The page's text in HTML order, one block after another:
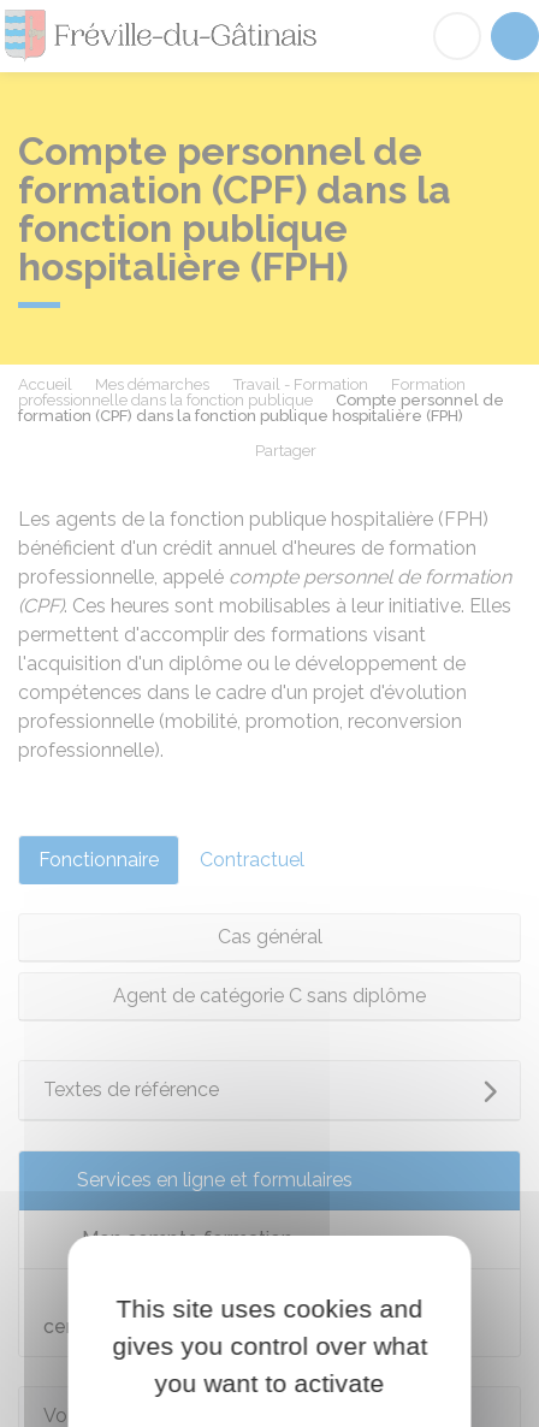
Fréville-du-
Compte personnel de
formation (CPF) dans la
fonction publique
hospitalière (FPH)
Accueil Mes démarches Travail - Formation
Formation
professionnelle dans la fonction publique
Compte personnel de
formation (CPF) dans la fonction publique hospitalière (FPH)
Partager
Les agents de la fonction publique hospitalière (FPH)
bénéficient d'un crédit annuel d'heures de formation
professionnelle, appelé compte personnel de formation
(CPF). Ces heures sont mobilisables à leur initiative. Elles
permettent d'accomplir des formations visant
l'acquisition d'un diplôme ou le développement de
compétences dans le cadre d'un projet d'évolution
professionnelle (mobilité, promotion, reconversion
professionnelle).
Fonctionnaire Contractuel
Cas général
Agent de catégorie C sans diplôme
Textes de référence
Services en ligne et formulaires
Mon compte formation
Consultation du répertoire national des
certifications professionnelles (RNCP)
Voir aussi
This site uses cookies and
gives you control over what
you want to activate